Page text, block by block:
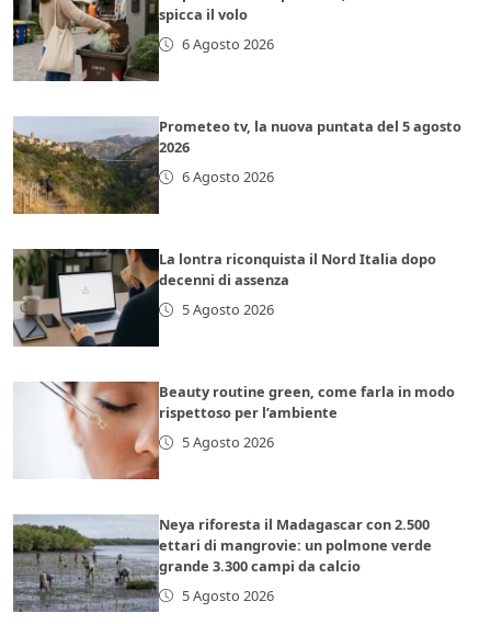
spicca il volo
6 Agosto 2026
Prometeo tv, la nuova puntata del 5 agosto
2026
6 Agosto 2026
La lontra riconquista il Nord Italia dopo
decenni di assenza
5 Agosto 2026
Beauty routine green, come farla in modo
rispettoso per l’ambiente
5 Agosto 2026
Neya riforesta il Madagascar con 2.500
ettari di mangrovie: un polmone verde
grande 3.300 campi da calcio
5 Agosto 2026